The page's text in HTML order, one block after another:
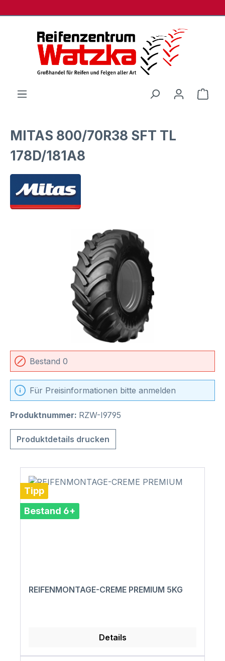
MITAS 800/70R38 SFT TL
178D/181A8
Bildergalerie überspringen
Bestand 0
Für Preisinformationen bitte anmelden
Produktnummer: RZW-I9795
Produktdetails drucken
Tipp
Bestand 6+
REIFENMONTAGE-CREME PREMIUM 5KG
Details